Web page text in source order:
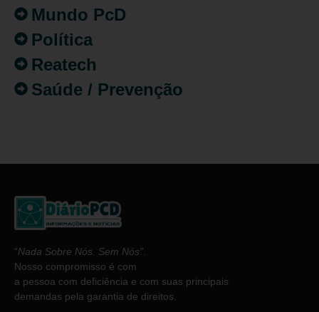
Mundo PcD
Política
Reatech
Saúde / Prevenção
“Nada Sobre Nós. Sem Nós”
Nosso compromisso é com
a pessoa com deficiência e com suas principais
demandas pela garantia de direitos.